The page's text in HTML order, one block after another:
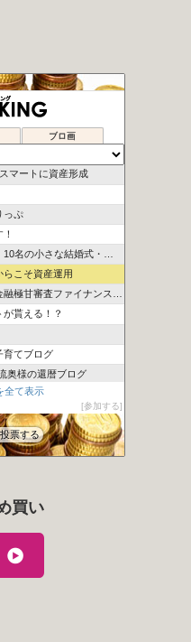
ブロ画
い上がり計画
マートに資産形成
っぷ
な結婚式・ハム太のお得な頬袋
らこそ資産運用
査ファイナンスについての考察
貰える！？
育てブログ
奥様の還暦ブログ
ハウ│ 一級建築士のブログ
つき合いかた
全て表示
参加する
票する
買い